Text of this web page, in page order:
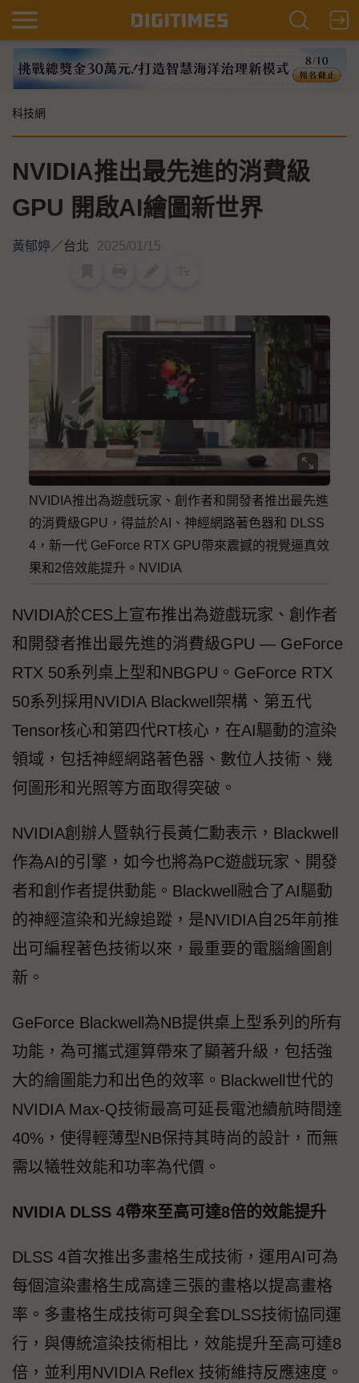
科技網
NVIDIA推出最先進的消費級
GPU 開啟AI繪圖新世界
黃郁婷／台北 2025/01/15
NVIDIA推出為遊戲玩家、創作者和開發者推出最先進
的消費級GPU，得益於AI、神經網路著色器和 DLSS
4，新一代 GeForce RTX GPU帶來震撼的視覺逼真效
果和2倍效能提升。NVIDIA
NVIDIA於CES上宣布推出為遊戲玩家、創作者
和開發者推出最先進的消費級GPU — GeForce
RTX 50系列桌上型和NBGPU。GeForce RTX
50系列採用NVIDIA Blackwell架構、第五代
Tensor核心和第四代RT核心，在AI驅動的渲染
領域，包括神經網路著色器、數位人技術、幾
何圖形和光照等方面取得突破。
NVIDIA創辦人暨執行長黃仁勳表示，Blackwell
作為AI的引擎，如今也將為PC遊戲玩家、開發
者和創作者提供動能。Blackwell融合了AI驅動
的神經渲染和光線追蹤，是NVIDIA自25年前推
出可編程著色技術以來，最重要的電腦繪圖創
新。
GeForce Blackwell為NB提供桌上型系列的所有
功能，為可攜式運算帶來了顯著升級，包括強
大的繪圖能力和出色的效率。Blackwell世代的
NVIDIA Max-Q技術最高可延長電池續航時間達
40%，使得輕薄型NB保持其時尚的設計，而無
需以犧牲效能和功率為代價。
NVIDIA DLSS 4帶來至高可達8倍的效能提升
DLSS 4首次推出多畫格生成技術，運用AI可為
每個渲染畫格生成高達三張的畫格以提高畫格
率。多畫格生成技術可與全套DLSS技術協同運
行，與傳統渲染技術相比，效能提升至高可達8
倍，並利用NVIDIA Reflex 技術維持反應速度。